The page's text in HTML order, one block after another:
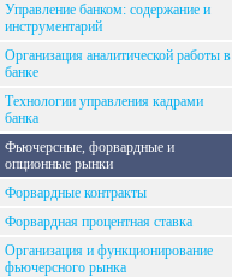
Управление банком: содержание и
инструментарий
Организация аналитической работы в
банке
Технологии управления кадрами
банка
Фьючерсные, форвардные и
опционные рынки
Форвардные контракты
Форвардная процентная ставка
Организация и функционирование
фьючерсного рынка